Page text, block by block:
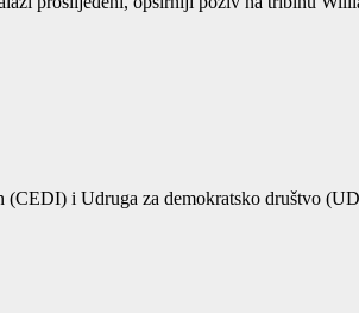
i Udruga za demokratsko društvo